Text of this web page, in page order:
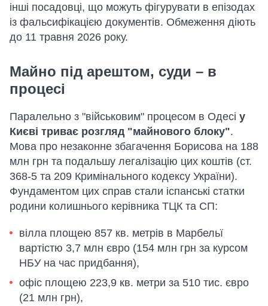
інші посадовці, що можуть фігурувати в епізодах
із фальсифікацією документів. Обмеження діють
до 11 травня 2026 року.
Майно під арештом, суди – в
процесі
Паралельно з "військовим" процесом в Одесі у
Києві триває розгляд "майнового блоку".
Мова про незаконне збагачення Борисова на 188
млн грн та подальшу легалізацію цих коштів (ст.
368-5 та 209 Кримінального кодексу України).
Фундаментом цих справ стали іспанські статки
родини колишнього керівника ТЦК та СП:
вілла площею 857 кв. метрів в Марбельї
вартістю 3,7 млн євро (154 млн грн за курсом
НБУ на час придбання),
офіс площею 223,9 кв. метри за 510 тис. євро
(21 млн грн),